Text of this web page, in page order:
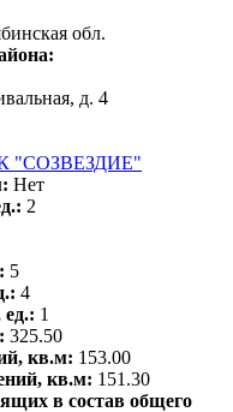
обл.
д. 4
"СОЗВЕЗДИЕ"
Нет
2
5
4
1
325.50
кв.м: 153.00
кв.м: 151.30
в состав общего